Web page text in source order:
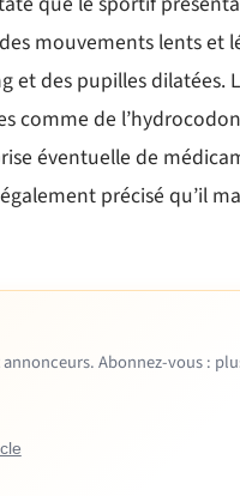
mouvements lents et
et des pupilles dilatées.
comme de
éventuelle de
précisé qu’il
annonceurs. Abonnez-vous :